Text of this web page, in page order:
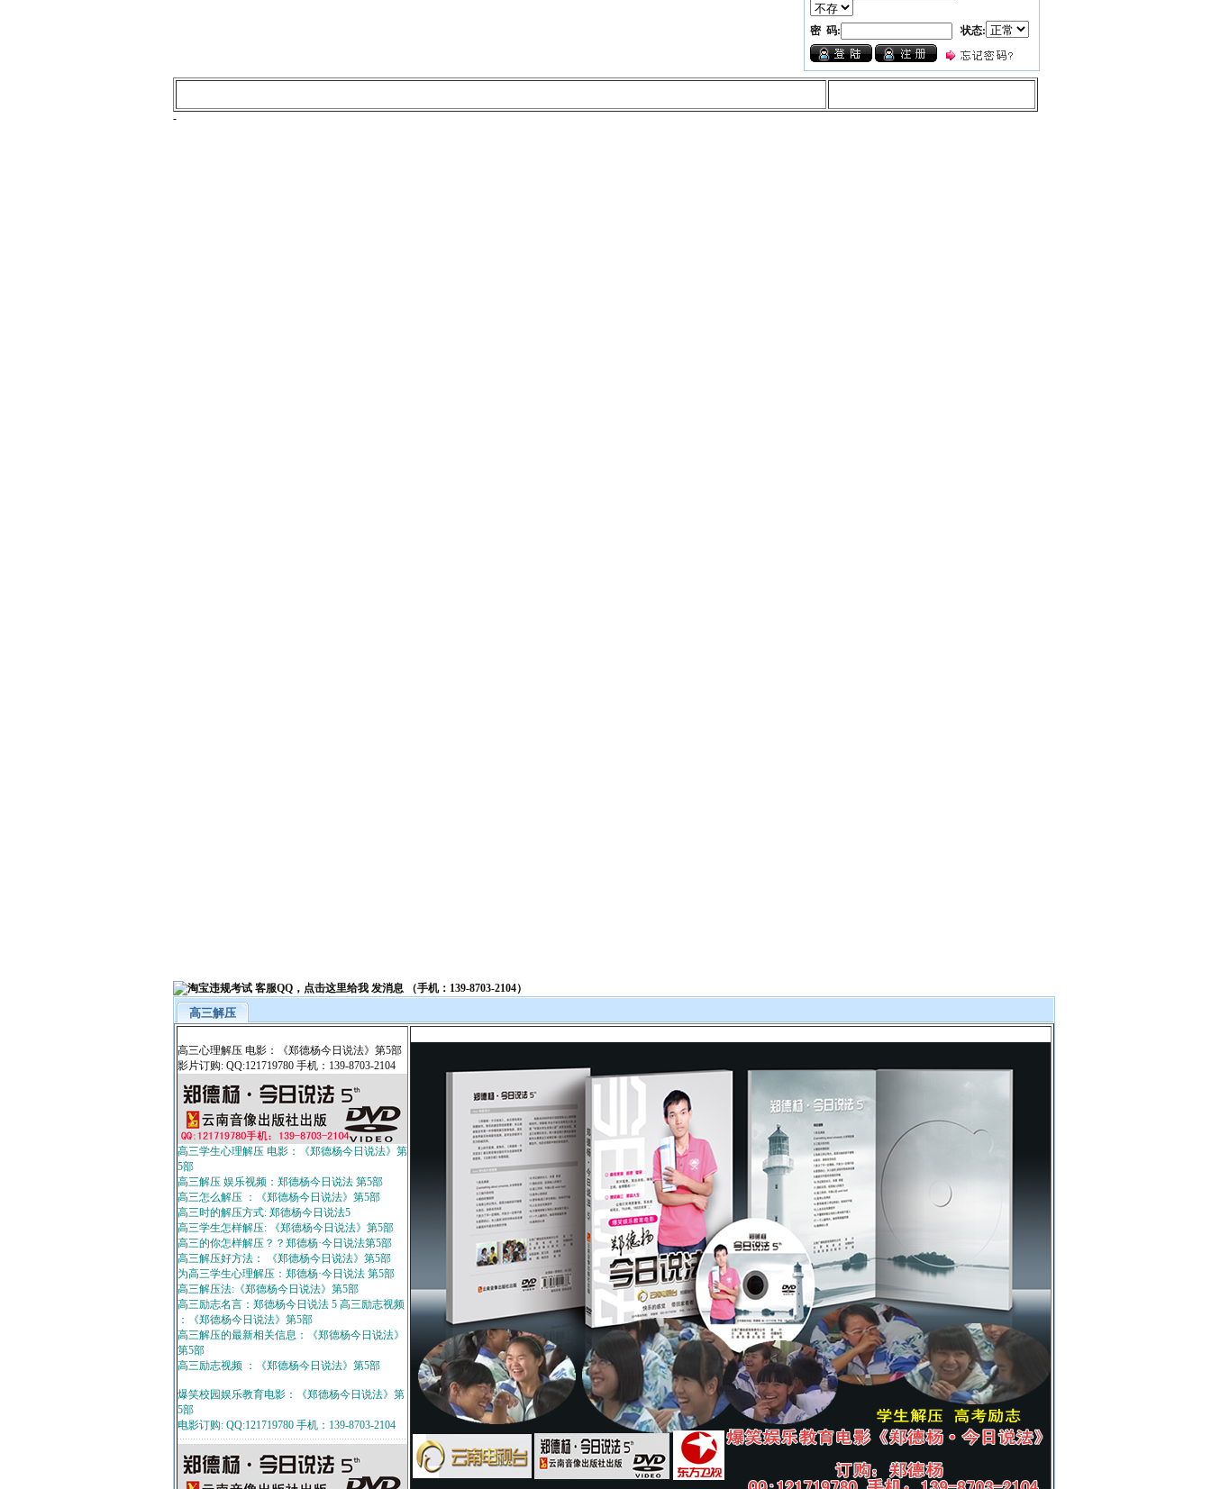
密 码: 状态:
-
高三解压
高三心理解压 电影：《郑德杨今日说法》第5部
影片订购: QQ:121719780 手机：139-8703-2104
高三学生心理解压 电影：《郑德杨今日说法》第
5部
高三解压 娱乐视频：郑德杨今日说法 第5部
高三怎么解压 ：《郑德杨今日说法》第5部
高三时的解压方式: 郑德杨今日说法5
高三学生怎样解压: 《郑德杨今日说法》第5部
高三的你怎样解压？？郑德杨·今日说法第5部
高三解压好方法： 《郑德杨今日说法》第5部
为高三学生心理解压：郑德杨·今日说法 第5部
高三解压法:《郑德杨今日说法》第5部
高三励志名言：郑德杨今日说法 5 高三励志视频
：《郑德杨今日说法》第5部
高三解压的最新相关信息：《郑德杨今日说法》
第5部
高三励志视频 ：《郑德杨今日说法》第5部
爆笑校园娱乐教育电影：《郑德杨今日说法》第
5部
电影订购: QQ:121719780 手机：139-8703-2104